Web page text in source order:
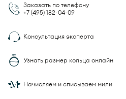
Заказать по телефону
+7 (495) 182-04-09
Начисляем и списываем мили
Консультация эксперта
Узнать размер кольца онлайн